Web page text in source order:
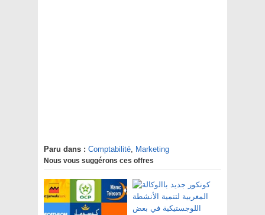
Paru dans : Comptabilité, Marketing
Nous vous suggérons ces offres